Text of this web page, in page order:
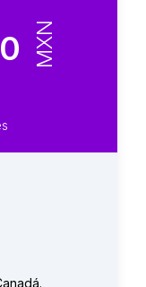
MXN